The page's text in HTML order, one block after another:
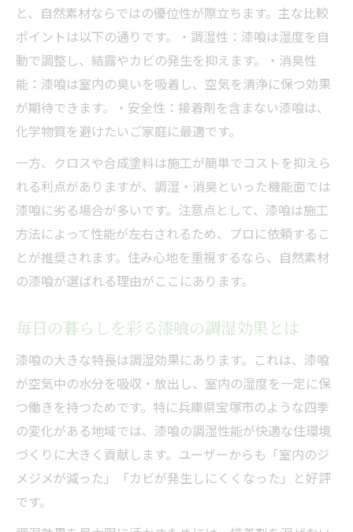
と、自然素材ならではの優位性が際立ちます。主な比較
ポイントは以下の通りです。・調湿性：漆喰は湿度を自
動で調整し、結露やカビの発生を抑えます。・消臭性
能：漆喰は室内の臭いを吸着し、空気を清浄に保つ効果
が期待できます。・安全性：接着剤を含まない漆喰は、
化学物質を避けたいご家庭に最適です。
一方、クロスや合成塗料は施工が簡単でコストを抑えら
れる利点がありますが、調湿・消臭といった機能面では
漆喰に劣る場合が多いです。注意点として、漆喰は施工
方法によって性能が左右されるため、プロに依頼するこ
とが推奨されます。住み心地を重視するなら、自然素材
の漆喰が選ばれる理由がここにあります。
毎日の暮らしを彩る漆喰の調湿効果とは
漆喰の大きな特長は調湿効果にあります。これは、漆喰
が空気中の水分を吸収・放出し、室内の湿度を一定に保
つ働きを持つためです。特に兵庫県宝塚市のような四季
の変化がある地域では、漆喰の調湿性能が快適な住環境
づくりに大きく貢献します。ユーザーからも「室内のジ
メジメが減った」「カビが発生しにくくなった」と好評
です。